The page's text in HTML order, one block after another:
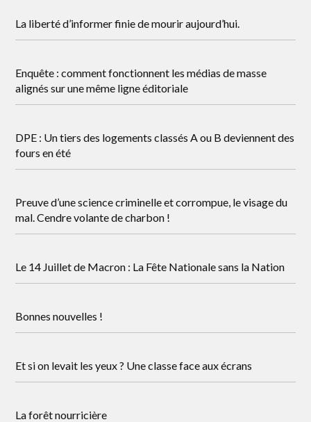
La liberté d’informer finie de mourir aujourd’hui.
Enquête : comment fonctionnent les médias de masse
alignés sur une même ligne éditoriale
DPE : Un tiers des logements classés A ou B deviennent des
fours en été
Preuve d’une science criminelle et corrompue, le visage du
mal. Cendre volante de charbon !
Le 14 Juillet de Macron : La Fête Nationale sans la Nation
Bonnes nouvelles !
Et si on levait les yeux ? Une classe face aux écrans
La forêt nourricière